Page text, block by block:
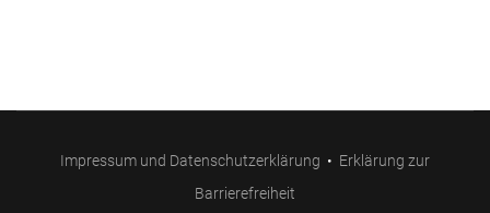
Impressum und Datenschutzerklärung • Erklärung zur
Barrierefreiheit